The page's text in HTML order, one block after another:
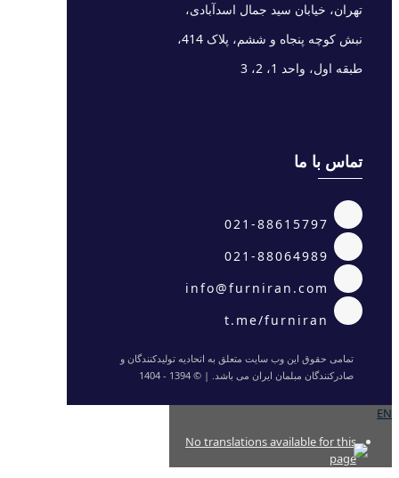
تهران، خیابان سید جمال اسدآبادی،
نبش کوچه پنجاه و ششم، پلاک 414،
طبقه اول، واحد 1، 2، 3
تماس با ما
تمامی حقوق این وب سایت متعلق به اتحادیه تولیدکنندگان و
صادرکنندگان مبلمان ایران می باشد. | © 1394 - 1404
EN
No translations available for this
page